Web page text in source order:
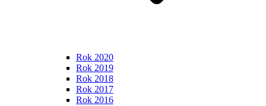
Rok 2020
Rok 2019
Rok 2018
Rok 2017
Rok 2016